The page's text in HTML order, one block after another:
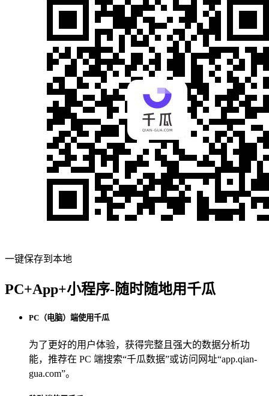
一键保存到本地
PC+App+小程序-随时随地用千瓜
PC（电脑）端使用千瓜
为了更好的用户体验，获得完整且强大的数据分析功
能，推荐在 PC 端搜索“千瓜数据”或访问网址“app.qian-
gua.com”。